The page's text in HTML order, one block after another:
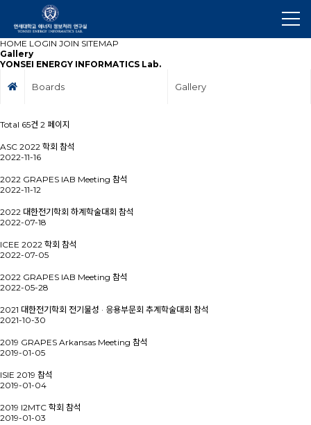
HOME LOGIN JOIN SITEMAP
Gallery
YONSEI ENERGY INFORMATICS Lab.
Boards Gallery
Total 65건 2 페이지
ASC 2022 학회 참석
2022-11-16
2022 GRAPES IAB Meeting 참석
2022-11-12
2022 대한전기학회 하계학술대회 참석
2022-07-18
ICEE 2022 학회 참석
2022-07-05
2022 GRAPES IAB Meeting 참석
2022-05-28
2021 대한전기학회 전기물성 · 응용부문회 추계학술대회 참석
2021-10-30
2019 GRAPES Arkansas Meeting 참석
2019-01-05
ISIE 2019 참석
2019-01-04
2019 I2MTC 학회 참석
2019-01-03